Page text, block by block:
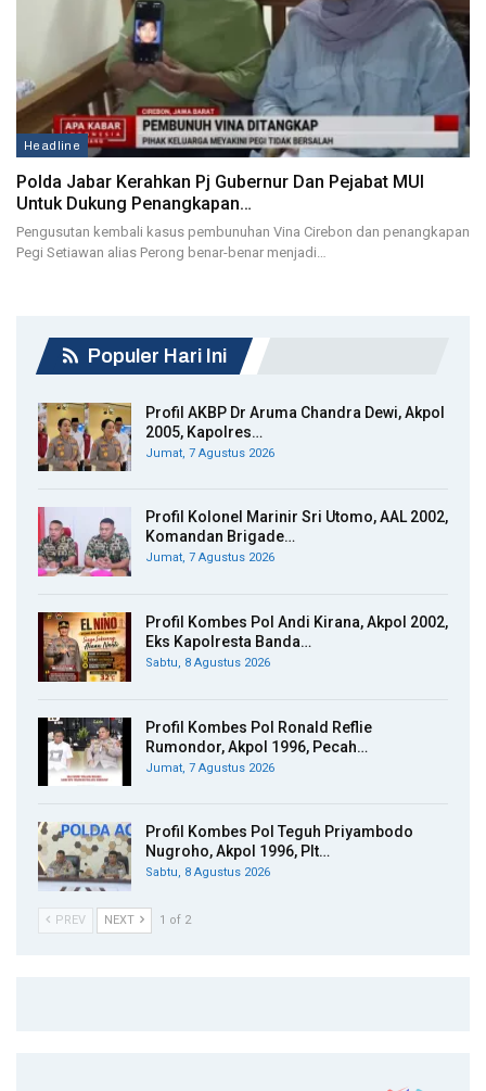
Headline
Polda Jabar Kerahkan Pj Gubernur Dan Pejabat MUI
Untuk Dukung Penangkapan…
Pengusutan kembali kasus pembunuhan Vina Cirebon dan penangkapan
Pegi Setiawan alias Perong benar-benar menjadi…
Populer Hari Ini
Profil AKBP Dr Aruma Chandra Dewi, Akpol
2005, Kapolres…
Jumat, 7 Agustus 2026
Profil Kolonel Marinir Sri Utomo, AAL 2002,
Komandan Brigade…
Jumat, 7 Agustus 2026
Profil Kombes Pol Andi Kirana, Akpol 2002,
Eks Kapolresta Banda…
Sabtu, 8 Agustus 2026
Profil Kombes Pol Ronald Reflie
Rumondor, Akpol 1996, Pecah…
Jumat, 7 Agustus 2026
Profil Kombes Pol Teguh Priyambodo
Nugroho, Akpol 1996, Plt…
Sabtu, 8 Agustus 2026
PREV NEXT 1 of 2